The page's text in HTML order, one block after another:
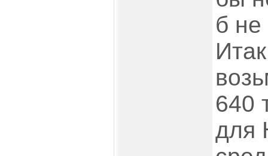
б
640
для